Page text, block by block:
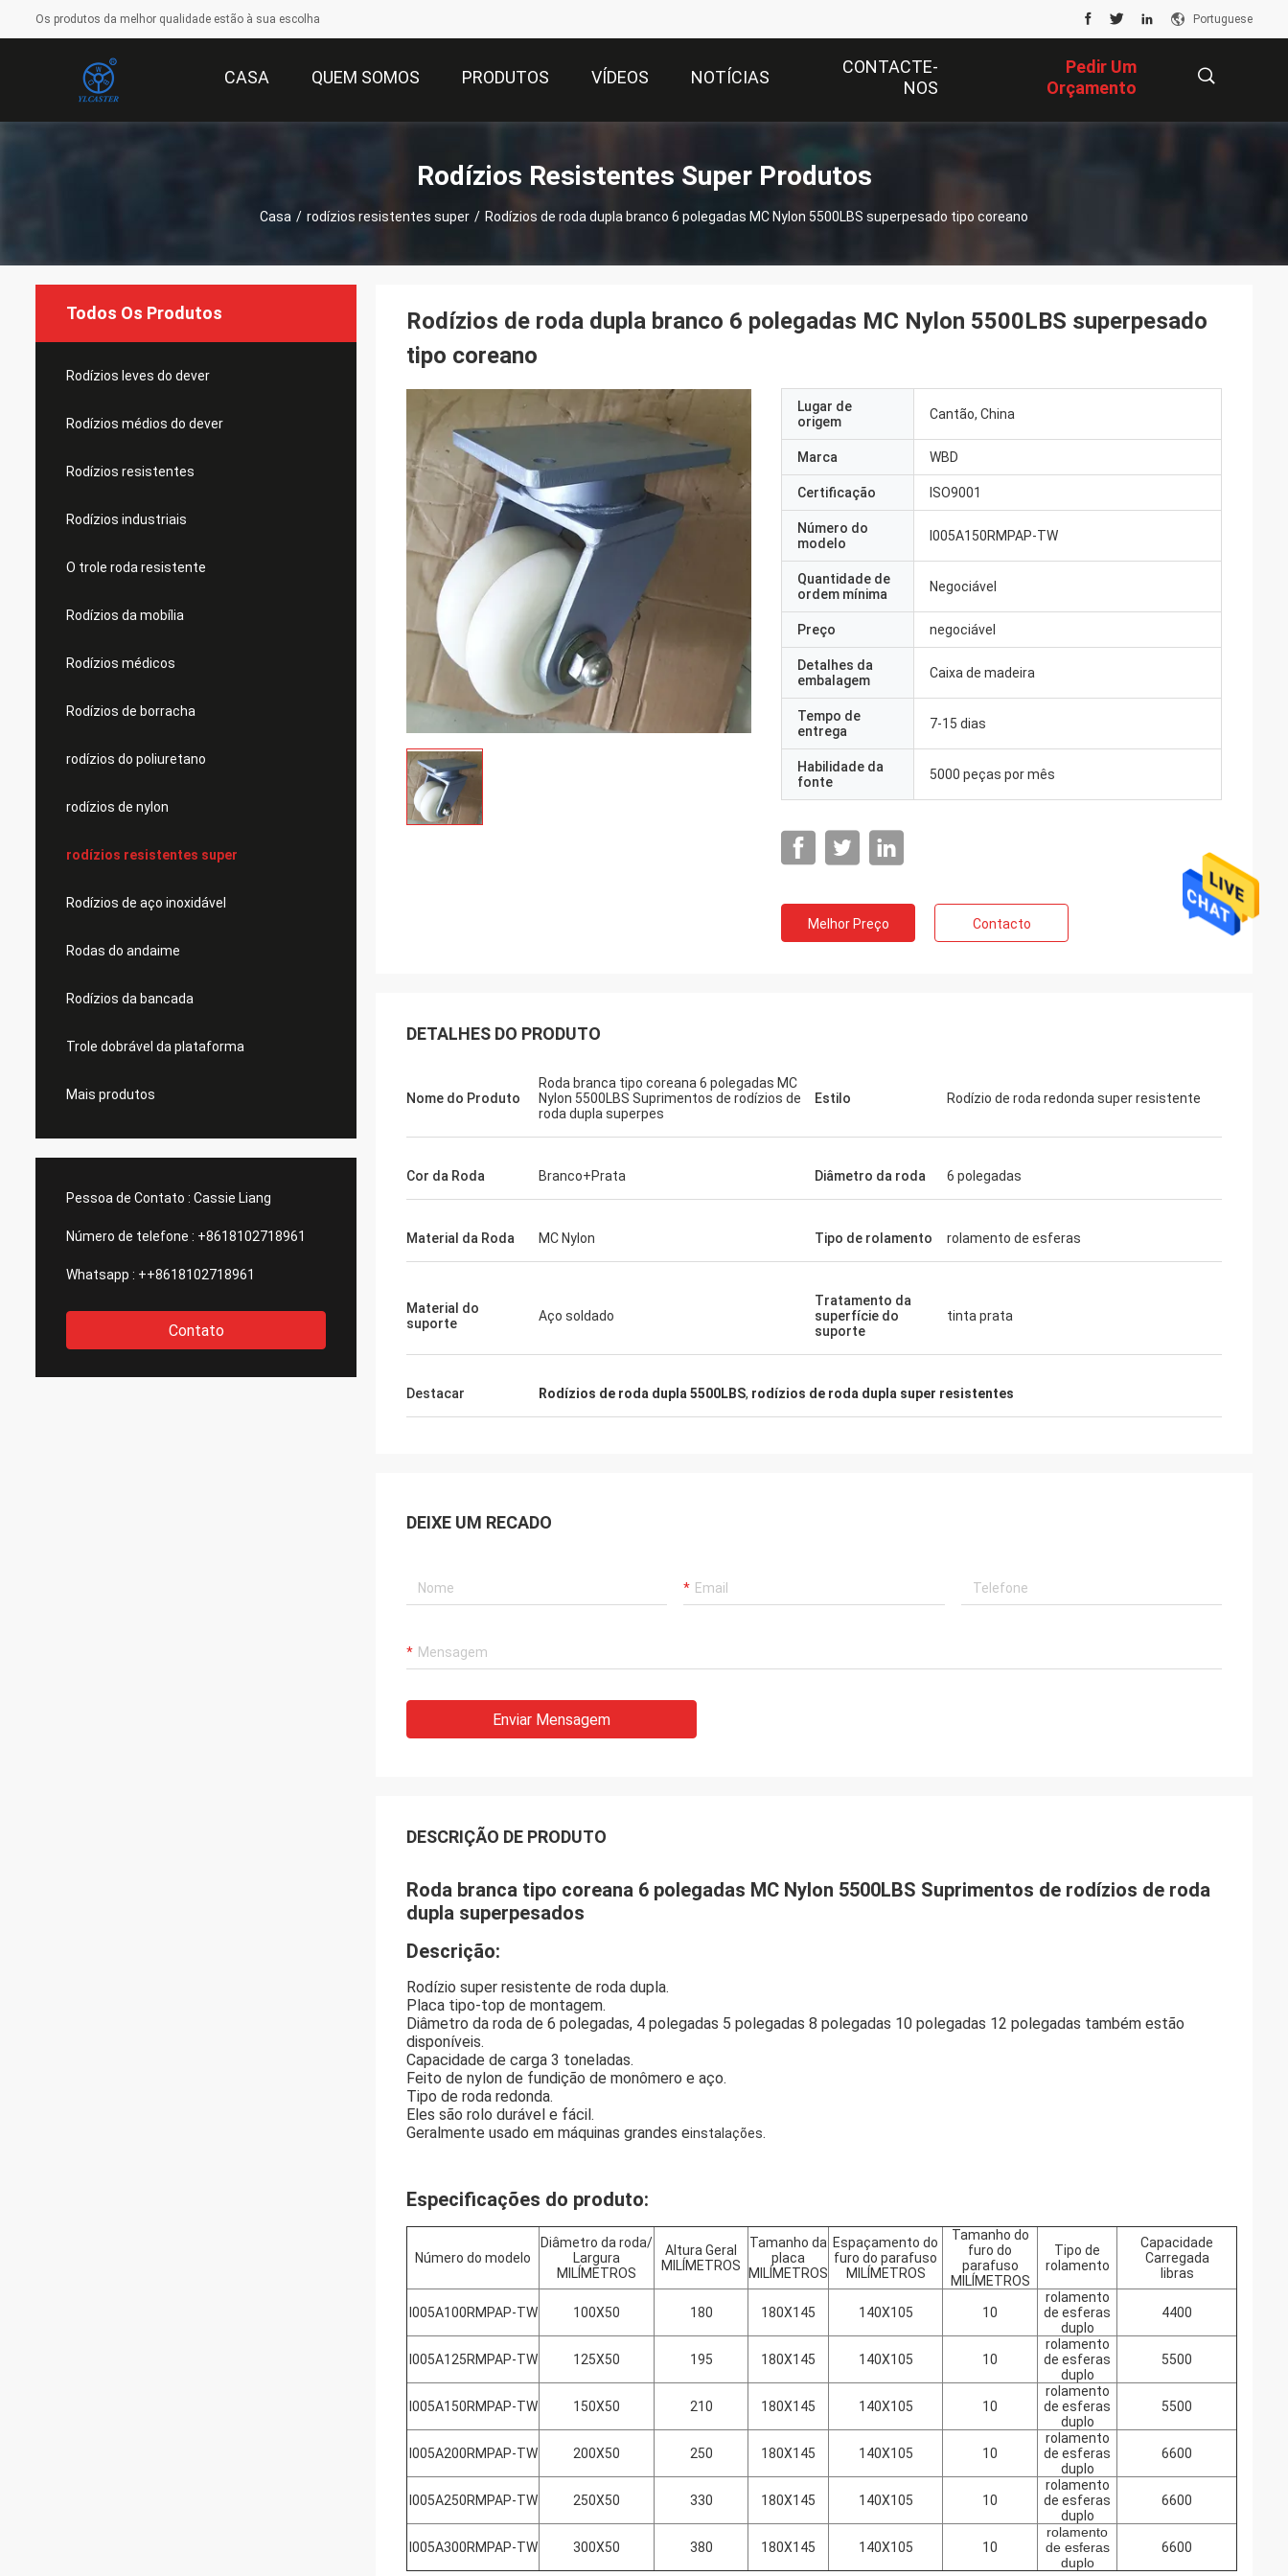
Os produtos da melhor qualidade estão à sua escolha Portuguese
CASA QUEM SOMOS PRODUTOS VÍDEOS NOTÍCIAS
CONTACTE-
NOS
Pedir Um
Orçamento
Rodízios Resistentes Super Produtos
Casa / rodízios resistentes super / Rodízios de roda dupla branco 6 polegadas MC Nylon 5500LBS superpesado tipo coreano
Todos Os Produtos
Rodízios leves do dever
Rodízios médios do dever
Rodízios resistentes
Rodízios industriais
O trole roda resistente
Rodízios da mobília
Rodízios médicos
Rodízios de borracha
rodízios do poliuretano
rodízios de nylon
rodízios resistentes super
Rodízios de aço inoxidável
Rodas do andaime
Rodízios da bancada
Trole dobrável da plataforma
Mais produtos
Pessoa de Contato : Cassie Liang
Número de telefone : +8618102718961
Whatsapp : ++8618102718961
Contato
Rodízios de roda dupla branco 6 polegadas MC Nylon 5500LBS superpesado
tipo coreano
Lugar de
origem
Cantão, China
Marca WBD
Certificação ISO9001
Número do
modelo
I005A150RMPAP-TW
Quantidade de
ordem mínima
Negociável
Preço negociável
Detalhes da
embalagem
Caixa de madeira
Tempo de
entrega
7-15 dias
Habilidade da
fonte
5000 peças por mês
Melhor Preço Contacto
DETALHES DO PRODUTO
Nome do Produto
Roda branca tipo coreana 6 polegadas MC
Nylon 5500LBS Suprimentos de rodízios de
roda dupla superpes
Estilo Rodízio de roda redonda super resistente
Cor da Roda Branco+Prata Diâmetro da roda 6 polegadas
Material da Roda MC Nylon Tipo de rolamento rolamento de esferas
Material do
suporte
Aço soldado
Tratamento da
superfície do
suporte
tinta prata
Destacar Rodízios de roda dupla 5500LBS, rodízios de roda dupla super resistentes
DEIXE UM RECADO
Enviar Mensagem
DESCRIÇÃO DE PRODUTO
Roda branca tipo coreana 6 polegadas MC Nylon 5500LBS Suprimentos de rodízios de roda
dupla superpesados
Descrição:
Rodízio super resistente de roda dupla.
Placa tipo-top de montagem.
Diâmetro da roda de 6 polegadas, 4 polegadas 5 polegadas 8 polegadas 10 polegadas 12 polegadas também estão
disponíveis.
Capacidade de carga 3 toneladas.
Feito de nylon de fundição de monômero e aço.
Tipo de roda redonda.
Eles são rolo durável e fácil.
Geralmente usado em máquinas grandes einstalações.
Especificações do produto:
Número do modelo
Diâmetro da roda/
Largura
MILÍMETROS
Altura Geral
MILÍMETROS
Tamanho da
placa
MILÍMETROS
Espaçamento do
furo do parafuso
MILÍMETROS
Tamanho do
furo do
parafuso
MILÍMETROS
Tipo de
rolamento
Capacidade
Carregada
libras
I005A100RMPAP-TW 100X50 180 180X145 140X105 10
rolamento
de esferas
duplo
4400
I005A125RMPAP-TW 125X50 195 180X145 140X105 10
rolamento
de esferas
duplo
5500
I005A150RMPAP-TW 150X50 210 180X145 140X105 10
rolamento
de esferas
duplo
5500
I005A200RMPAP-TW 200X50 250 180X145 140X105 10
rolamento
de esferas
duplo
6600
I005A250RMPAP-TW 250X50 330 180X145 140X105 10
rolamento
de esferas
duplo
6600
I005A300RMPAP-TW 300X50 380 180X145 140X105 10
rolamento
de esferas
duplo
6600